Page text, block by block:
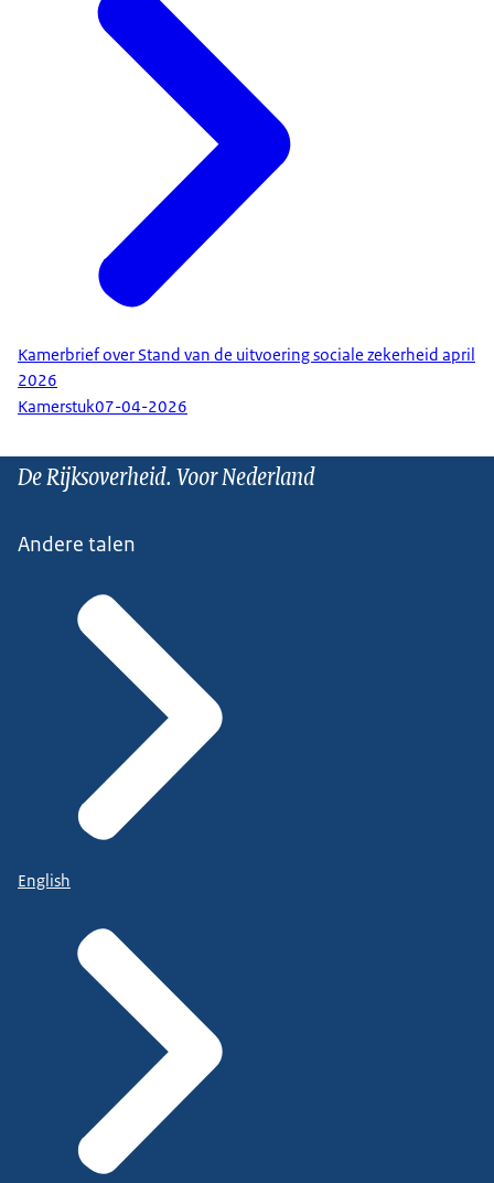
Kamerbrief over Stand van de uitvoering sociale zekerheid april
2026
Kamerstuk07-04-2026
De Rijksoverheid. Voor Nederland
Andere talen
English